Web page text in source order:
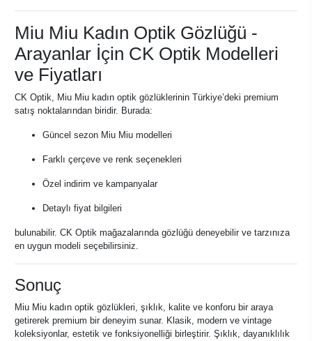
Miu Miu Kadın Optik Gözlüğü -
Arayanlar İçin CK Optik Modelleri
ve Fiyatları
CK Optik, Miu Miu kadın optik gözlüklerinin Türkiye’deki premium
satış noktalarından biridir. Burada:
Güncel sezon Miu Miu modelleri
Farklı çerçeve ve renk seçenekleri
Özel indirim ve kampanyalar
Detaylı fiyat bilgileri
bulunabilir. CK Optik mağazalarında gözlüğü deneyebilir ve tarzınıza
en uygun modeli seçebilirsiniz.
Sonuç
Miu Miu kadın optik gözlükleri, şıklık, kalite ve konforu bir araya
getirerek premium bir deneyim sunar. Klasik, modern ve vintage
koleksiyonlar, estetik ve fonksiyonelliği birleştirir. Şıklık, dayanıklılık